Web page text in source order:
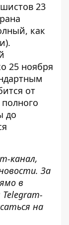
23
как
25 ноября
от
до
канал,
За
в
на